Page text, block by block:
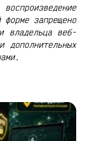
запрещено
владельца веб-
дополнительных